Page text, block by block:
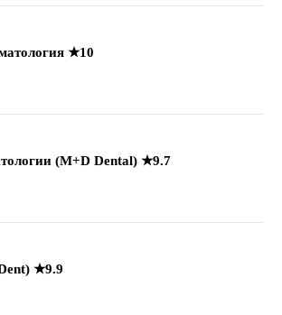
★10
(M+D Dental) ★9.7
★9.9